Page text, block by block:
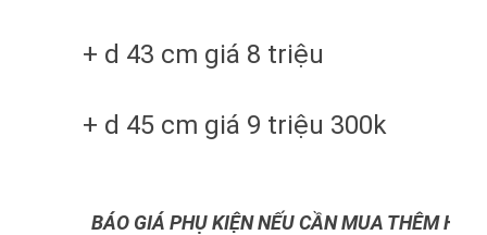
+ d 43 cm giá 8 triệu
+ d 45 cm giá 9 triệu 300k
BÁO GIÁ PHỤ KIỆN NẾU CẦN MUA THÊM